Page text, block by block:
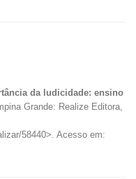
da ludicidade: ensino
Grande: Realize Editora,
58440>. Acesso em: